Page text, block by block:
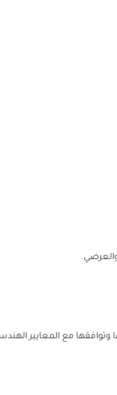
مع المعايير